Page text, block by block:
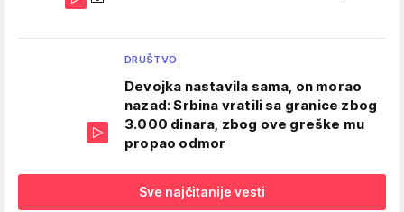
DRUŠTVO
Devojka nastavila sama, on morao
nazad: Srbina vratili sa granice zbog
3.000 dinara, zbog ove greške mu
propao odmor
Sve najčitanije vesti